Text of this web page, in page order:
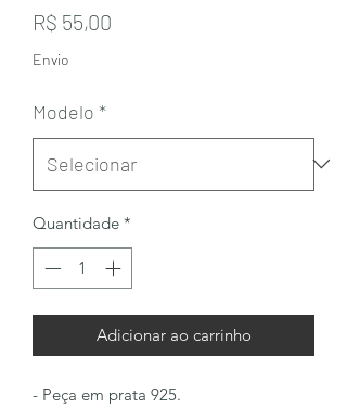
R$ 55,00
Envio
Modelo *
Quantidade *
Adicionar ao carrinho
- Peça em prata 925.